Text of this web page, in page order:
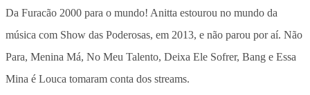
Da Furacão 2000 para o mundo! Anitta estourou no mundo da
música com Show das Poderosas, em 2013, e não parou por aí. Não
Para, Menina Má, No Meu Talento, Deixa Ele Sofrer, Bang e Essa
Mina é Louca tomaram conta dos streams.